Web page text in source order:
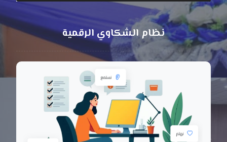
نظام الشكاوي الرقمية